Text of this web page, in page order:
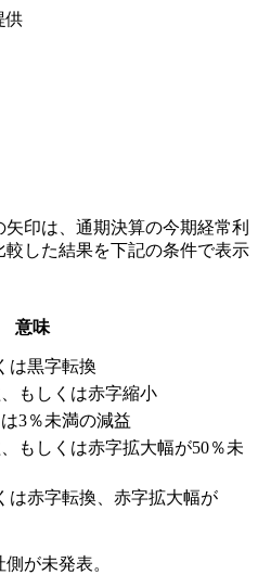
供
印は、通期決算の今期経常利
した結果を下記の条件で表示
意味
は黒字転換
もしくは赤字縮小
3％未満の減益
もしくは赤字拡大幅が50％未
は赤字転換、赤字拡大幅が
が未発表。